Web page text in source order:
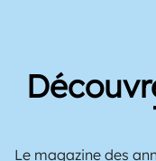
Le magazine des